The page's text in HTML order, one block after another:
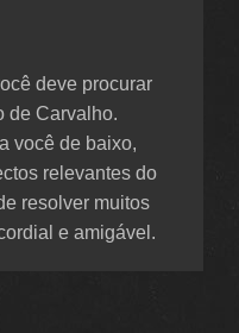
deve procurar
de Carvalho.
você de baixo,
relevantes do
resolver muitos
e amigável.